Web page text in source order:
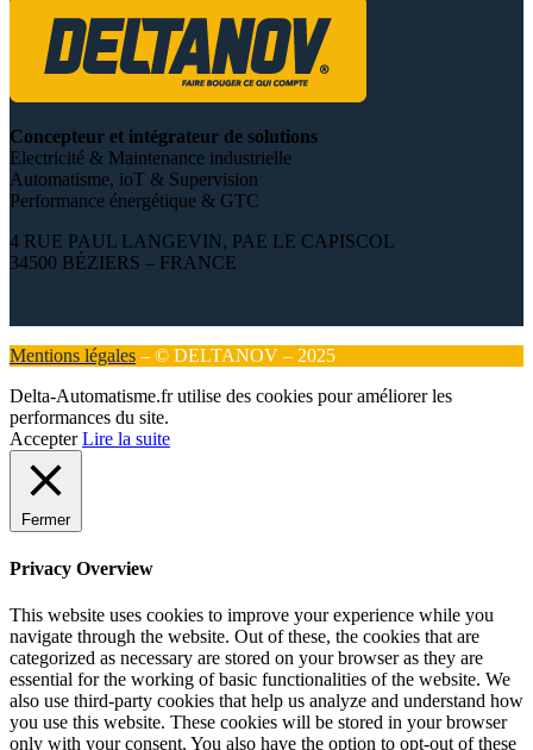
Concepteur et intégrateur de solutions
Electricité & Maintenance industrielle
Automatisme, ioT & Supervision
Performance énergétique & GTC
4 RUE PAUL LANGEVIN, PAE LE CAPISCOL
34500 BÉZIERS – FRANCE
Mentions légales – © DELTANOV – 2025
Delta-Automatisme.fr utilise des cookies pour améliorer les
performances du site.
Accepter Lire la suite
Fermer
Privacy Overview
This website uses cookies to improve your experience while you
navigate through the website. Out of these, the cookies that are
categorized as necessary are stored on your browser as they are
essential for the working of basic functionalities of the website. We
also use third-party cookies that help us analyze and understand how
you use this website. These cookies will be stored in your browser
only with your consent. You also have the option to opt-out of these